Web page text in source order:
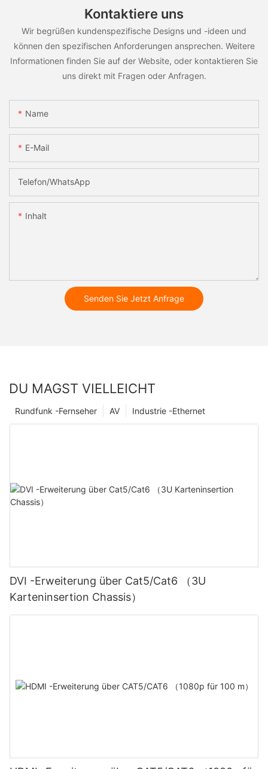
Kontaktiere uns
Wir begrüßen kundenspezifische Designs und -ideen und
können den spezifischen Anforderungen ansprechen. Weitere
Informationen finden Sie auf der Website, oder kontaktieren Sie
uns direkt mit Fragen oder Anfragen.
Name
E-Mail
Telefon/WhatsApp
Inhalt
Senden Sie Jetzt Anfrage
DU MAGST VIELLEICHT
Industrie -Ethernet
AV
Rundfunk -Fernseher
DVI -Erweiterung über Cat5/Cat6 （3U
Karteninsertion Chassis）